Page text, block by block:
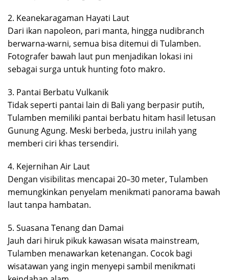
2. Keanekaragaman Hayati Laut
Dari ikan napoleon, pari manta, hingga nudibranch
berwarna-warni, semua bisa ditemui di Tulamben.
Fotografer bawah laut pun menjadikan lokasi ini
sebagai surga untuk hunting foto makro.
3. Pantai Berbatu Vulkanik
Tidak seperti pantai lain di Bali yang berpasir putih,
Tulamben memiliki pantai berbatu hitam hasil letusan
Gunung Agung. Meski berbeda, justru inilah yang
memberi ciri khas tersendiri.
4. Kejernihan Air Laut
Dengan visibilitas mencapai 20–30 meter, Tulamben
memungkinkan penyelam menikmati panorama bawah
laut tanpa hambatan.
5. Suasana Tenang dan Damai
Jauh dari hiruk pikuk kawasan wisata mainstream,
Tulamben menawarkan ketenangan. Cocok bagi
wisatawan yang ingin menyepi sambil menikmati